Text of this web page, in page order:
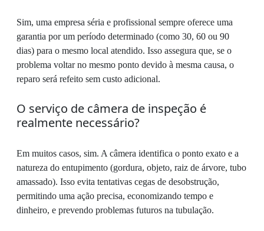
Sim, uma empresa séria e profissional sempre oferece uma
garantia por um período determinado (como 30, 60 ou 90
dias) para o mesmo local atendido. Isso assegura que, se o
problema voltar no mesmo ponto devido à mesma causa, o
reparo será refeito sem custo adicional.
O serviço de câmera de inspeção é
realmente necessário?
Em muitos casos, sim. A câmera identifica o ponto exato e a
natureza do entupimento (gordura, objeto, raiz de árvore, tubo
amassado). Isso evita tentativas cegas de desobstrução,
permitindo uma ação precisa, economizando tempo e
dinheiro, e prevendo problemas futuros na tubulação.